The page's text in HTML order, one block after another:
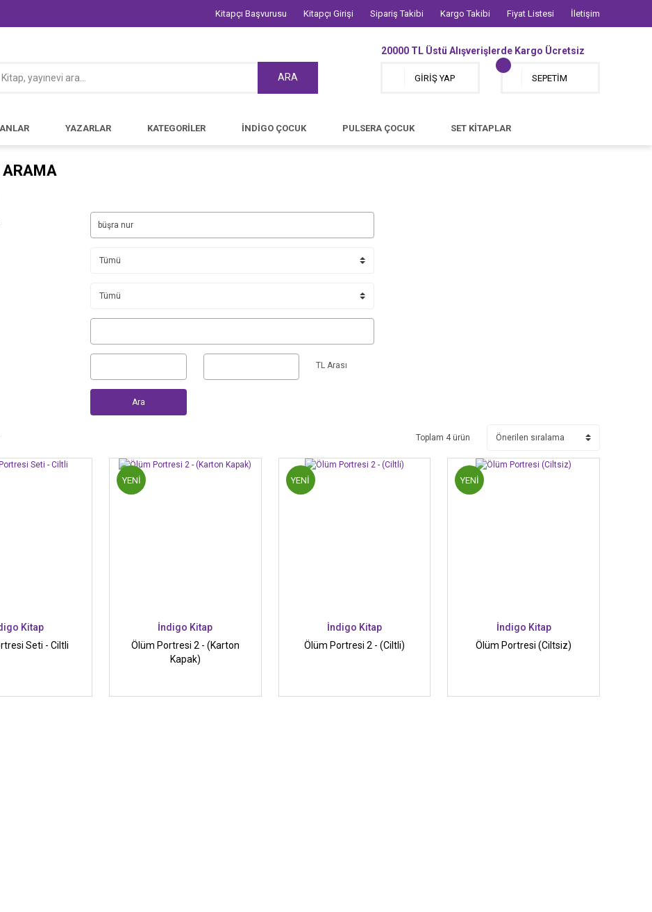
Kitapçı Başvurusu Kitapçı Girişi Sipariş Takibi Kargo Takibi Fiyat Listesi İletişim
ARA
20000 TL Üstü Alışverişlerde Kargo Ücretsiz
GİRİŞ YAP SEPETİM
YAZARLAR KATEGORİLER İNDİGO ÇOCUK PULSERA ÇOCUK SET KİTAPLAR
ARAMA
TL Arası
Ara
Toplam 4 ürün
Kitap
Seti - Ciltli
YENİ
İndigo Kitap
Ölüm Portresi 2 - (Karton
Kapak)
YENİ
İndigo Kitap
Ölüm Portresi 2 - (Ciltli)
YENİ
İndigo Kitap
Ölüm Portresi (Ciltsiz)